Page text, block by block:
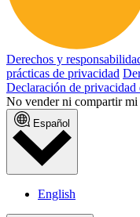
Derechos y
prácticas de privacidad
Declaración de
No vender ni compartir
Español
English